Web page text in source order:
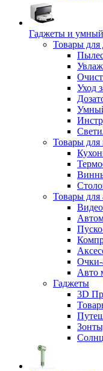
Гаджеты и
Товары для
Уход
Товары для
Товары для
Авто
Гаджеты
3D